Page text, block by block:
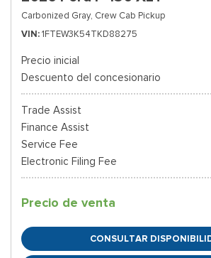
Carbonized Gray, Crew Cab Pickup
VIN 1FTEW3K54TKD88275
Precio inicial
Descuento del concesionario
Trade Assist
Finance Assist
Service Fee
Electronic Filing Fee
Precio de venta
CONSULTAR